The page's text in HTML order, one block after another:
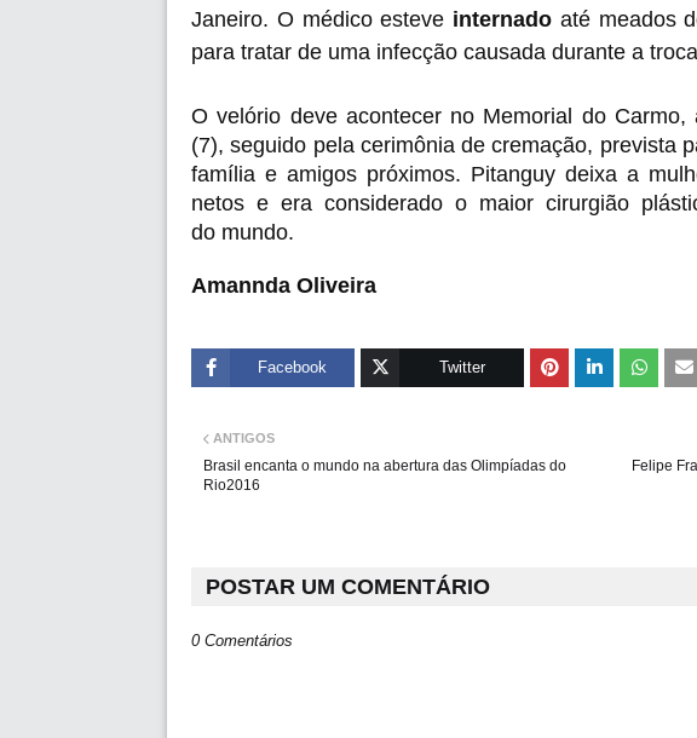
Janeiro. O médico esteve internado até meados
para tratar de uma infecção causada durante a
O velório deve acontecer no Memorial do
(7), seguido pela cerimônia de cremação, prevista
família e amigos próximos. Pitanguy deixa a
netos e era considerado o maior cirurgião
do mundo.
Amannda Oliveira
Facebook Twitter
Felipe
ANTIGOS
Brasil encanta o mundo na abertura das Olimpíadas do
Rio2016
POSTAR UM COMENTÁRIO
0 Comentários